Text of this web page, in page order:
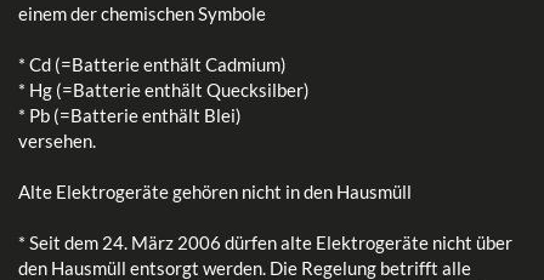
einem der chemischen Symbole
* Cd (=Batterie enthält Cadmium)
* Hg (=Batterie enthält Quecksilber)
* Pb (=Batterie enthält Blei)
versehen.
Alte Elektrogeräte gehören nicht in den Hausmüll
* Seit dem 24. März 2006 dürfen alte Elektrogeräte nicht über
den Hausmüll entsorgt werden. Die Regelung betrifft alle